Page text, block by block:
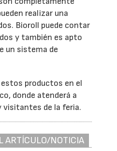
realizar una
Bioroll puede contar
y también es apto
un sistema de
productos en el
donde atenderá a
de la feria.
ARTÍCULO/NOTICIA